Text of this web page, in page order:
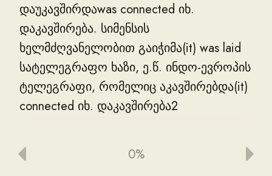
დაუკავშირდაwas connected იხ.
დაკავშირება. სიმენსის
ხელმძღვანელობით გაიჭიმა(it) was laid
სატელეგრაფო ხაზი, ე.წ. ინდო-ევროპის
ტელეგრაფი, რომელიც აკავშირებდა(it)
connected იხ. დაკავშირება2
ემდენს
ტორნს
ოდესას
თბილისს
0%